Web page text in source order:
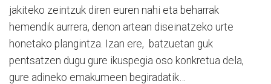
jakiteko zeintzuk diren euren nahi eta beharrak
hemendik aurrera, denon artean diseinatzeko urte
honetako plangintza. Izan ere, batzuetan guk
pentsatzen dugu gure ikuspegia oso konkretua dela,
gure adineko emakumeen begiradatik…